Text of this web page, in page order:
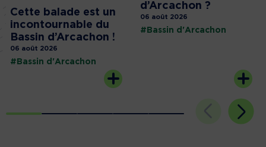
Cette balade est un
incontournable du
Bassin d’Arcachon !
06 août 2026
#Bassin d'Arcachon
d’Arcachon ?
06 août 2026
#Bassin d'Arcachon